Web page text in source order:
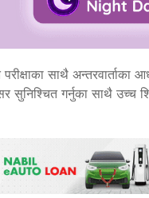
साथै अन्तरवार्ताका
सुनिश्चित गर्नुका साथै उच्च